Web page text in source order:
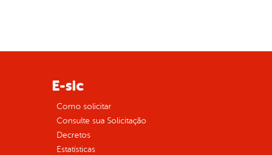
E-sic
Como solicitar
Consulte sua Solicitação
Decretos
Estatísticas